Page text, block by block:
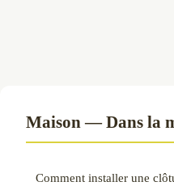
Maison — Dans la
Comment installer une